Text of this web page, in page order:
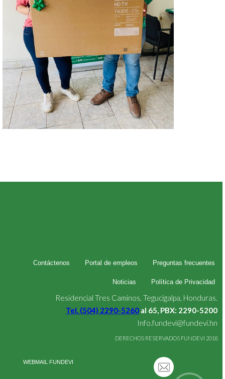
Contáctenos Portal de empleos Preguntas frecuentes
Noticias Política de Privacidad
Residencial Tres Caminos, Tegucigalpa, Honduras.
Tel. (504) 2290-5260 al 65, PBX: 2290-5200
Info.fundevi@fundevi.hn
DERECHOS RESERVADOS FUNDEVI 2018
WEBMAIL FUNDEVI